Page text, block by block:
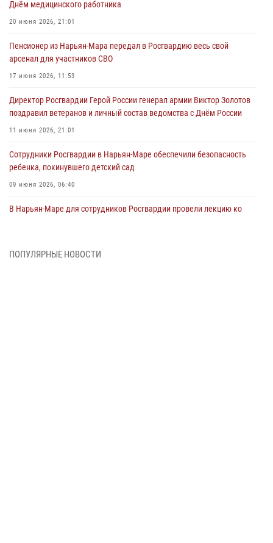
Днём медицинского работника
20 июня 2026, 21:01
Пенсионер из Нарьян-Мара передал в Росгвардию весь свой
арсенал для участников СВО
17 июня 2026, 11:53
Директор Росгвардии Герой России генерал армии Виктор Золотов
поздравил ветеранов и личный состав ведомства с Днём России
11 июня 2026, 21:01
Сотрудники Росгвардии в Нарьян-Маре обеспечили безопасность
ребенка, покинувшего детский сад
09 июня 2026, 06:40
В Нарьян-Маре для сотрудников Росгвардии провели лекцию ко
ПОПУЛЯРНЫЕ НОВОСТИ